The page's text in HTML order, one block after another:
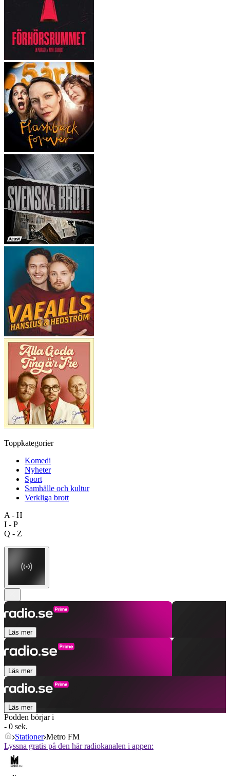
Toppkategorier
Komedi
Nyheter
Sport
Samhälle och kultur
Verkliga brott
A - H
I - P
Q - Z
Läs mer
Läs mer
Läs mer
Podden börjar i
- 0 sek.
Stationer Metro FM
Lyssna gratis på den här radiokanalen i appen: